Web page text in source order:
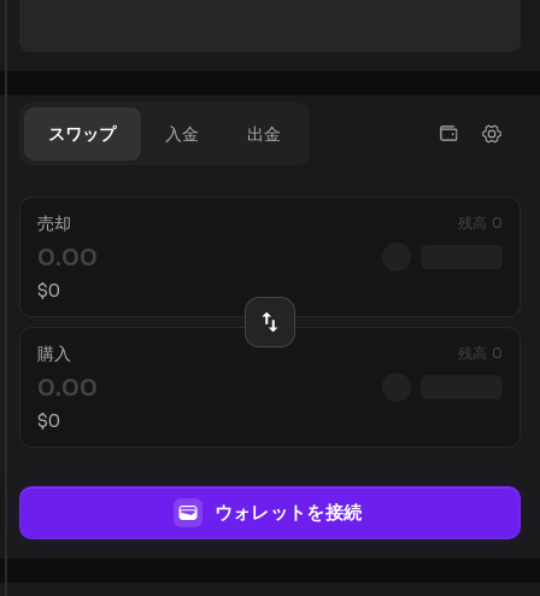
スワップ 入金 出金
売却 残高 0
$0
購入 残高 0
$0
ウォレットを接続